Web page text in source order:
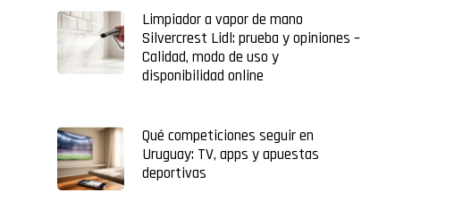
Limpiador a vapor de mano
Silvercrest Lidl: prueba y opiniones –
Calidad, modo de uso y
disponibilidad online
Qué competiciones seguir en
Uruguay: TV, apps y apuestas
deportivas